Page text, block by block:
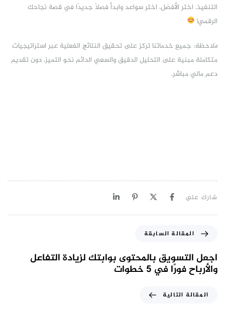
التنفيذ. اختر الأفضل، اختر سواعد وابدأ فصلًا جديدًا في قصة نجاحك
الرقمي!
ملاحظة: جميع خدماتنا تركز على تحقيق النتائج الفعلية عبر استراتيجيات
متكاملة مبنية على التحليل الدقيق والسعي الدائم نحو التميز، دون تقديم
دعم مالي مباشر.
شارك علي
المقالة السابقة
اجعل التسويق بالمحتوى بوابتك لزيادة التفاعل
والأرباح فورًا في 5 خطوات
المقالة التالية